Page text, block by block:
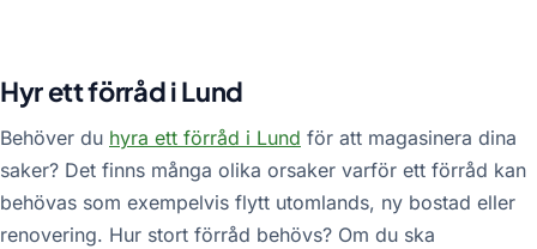
Hyr ett förråd i Lund
Behöver du hyra ett förråd i Lund för att magasinera dina
saker? Det finns många olika orsaker varför ett förråd kan
behövas som exempelvis flytt utomlands, ny bostad eller
renovering. Hur stort förråd behövs? Om du ska